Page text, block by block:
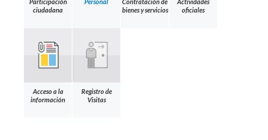
ciudadana
bienes y servicios
oficiales
Acceso a la
información
Registro de
Visitas